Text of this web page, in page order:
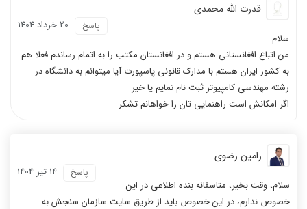
قدرت الله محمدی
20 خرداد 1404 پاسخ
سلام
من اتباع افغانستانی هستم و در افغانستان مکتب را به اتمام رساندم فعلا هم
به کشور ایران هستم با مدارک قانونی پاسپورت آیا میتوانم به دانشگاه در
رشته مهندسی کامپیوتر ثبت نام نمایم یا خیر
اگر امکانش است راهنمایی تان را خواهانم تشکر
رامین رضوی
14 تیر 1404 پاسخ
سلام، وقت بخیر، متاسفانه بنده اطلاعی در این
خصوص ندارم، در این خصوص باید از طریق سایت سازمان سنجش به